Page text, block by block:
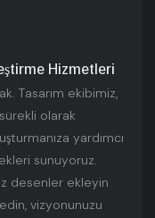
Hizmetleri
Tasarım ekibimiz,
olarak
yardımcı
sunuyoruz.
desenler ekleyin
vizyonunuzu